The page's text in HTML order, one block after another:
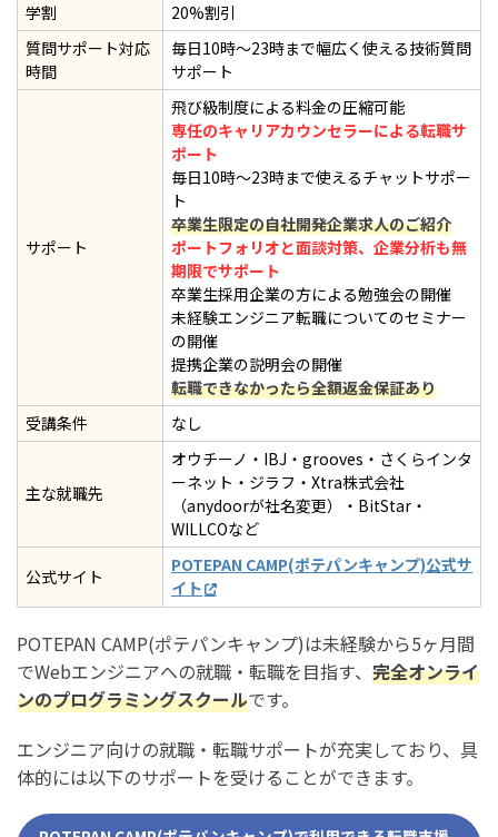
学割
20%割引
質問サポート対応
時間
毎日10時〜23時まで幅広く使える技術質問
サポート
サポート
飛び級制度による料金の圧縮可能
専任のキャリアカウンセラーによる転職サ
ポート
毎日10時〜23時まで使えるチャットサポー
ト
卒業生限定の自社開発企業求人のご紹介
ポートフォリオと面談対策、企業分析も無
期限でサポート
卒業生採用企業の方による勉強会の開催
未経験エンジニア転職についてのセミナー
の開催
提携企業の説明会の開催
転職できなかったら全額返金保証あり
受講条件
なし
主な就職先
オウチーノ・IBJ・grooves・さくらインタ
ーネット・ジラフ・Xtra株式会社
（anydoorが社名変更）・BitStar・
WILLCOなど
公式サイト
POTEPAN CAMP(ポテパンキャンプ)公式サ
イト
POTEPAN CAMP(ポテパンキャンプ)は未経験から5ヶ月間
でWebエンジニアへの就職・転職を目指す、 完全オンライ
ンのプログラミングスクールです。
エンジニア向けの就職・転職サポートが充実しており、具
体的には以下のサポートを受けることができます。